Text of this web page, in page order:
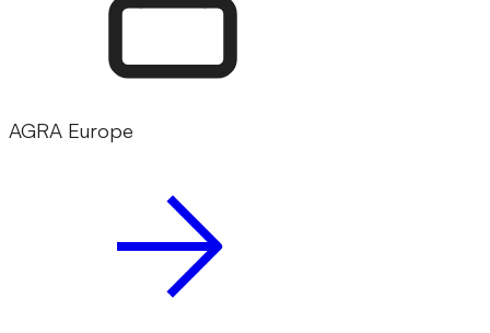
AGRA Europe